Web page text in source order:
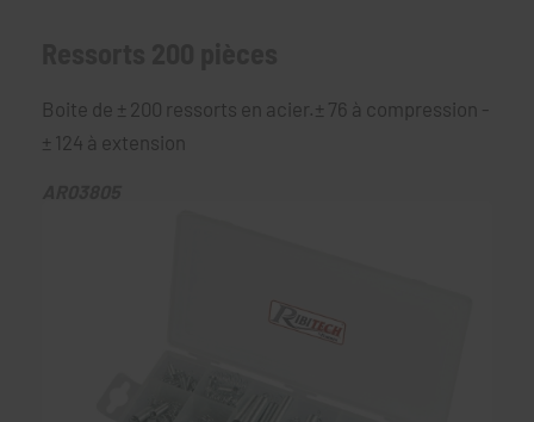
Boite de ± 200 ressorts en acier.± 76 à compression -
± 124 à extension